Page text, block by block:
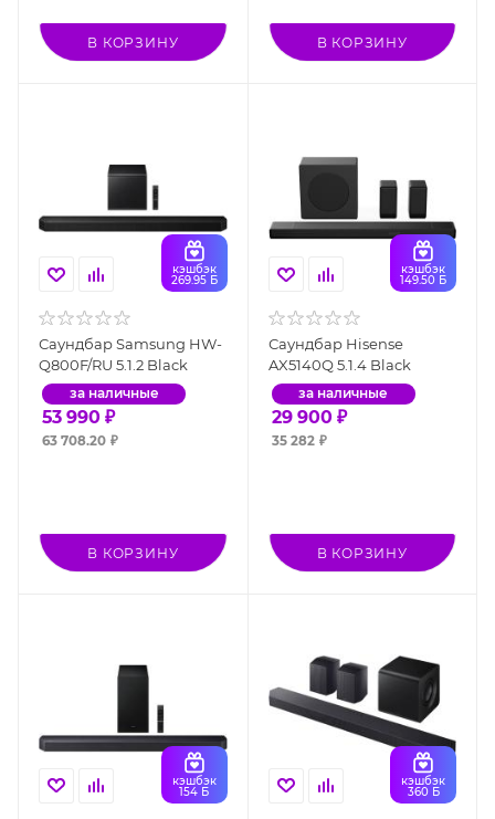
В КОРЗИНУ В КОРЗИНУ
кэшбэк
269.95 Б
Саундбар Samsung HW-
Q800F/RU 5.1.2 Black
за наличные
53 990 ₽
63 708.20 ₽
В КОРЗИНУ
кэшбэк
149.50 Б
Саундбар Hisense
AX5140Q 5.1.4 Black
за наличные
29 900 ₽
35 282 ₽
В КОРЗИНУ
кэшбэк
154 Б
кэшбэк
360 Б